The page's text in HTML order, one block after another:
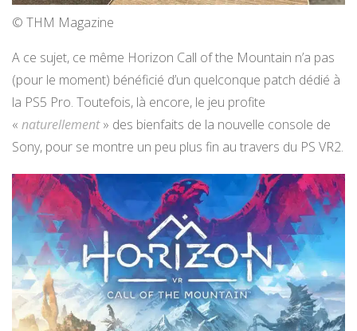
© THM Magazine
A ce sujet, ce même Horizon Call of the Mountain n’a pas
(pour le moment) bénéficié d’un quelconque patch dédié à
la PS5 Pro. Toutefois, là encore, le jeu profite
« naturellement» des bienfaits de la nouvelle console de
Sony, pour se montre un peu plus fin au travers du PS VR2.